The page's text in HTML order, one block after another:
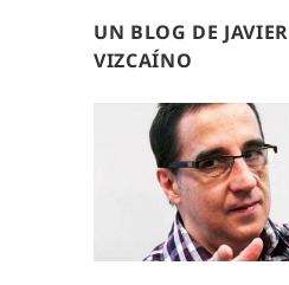
UN BLOG DE JAVIER
VIZCAÍNO